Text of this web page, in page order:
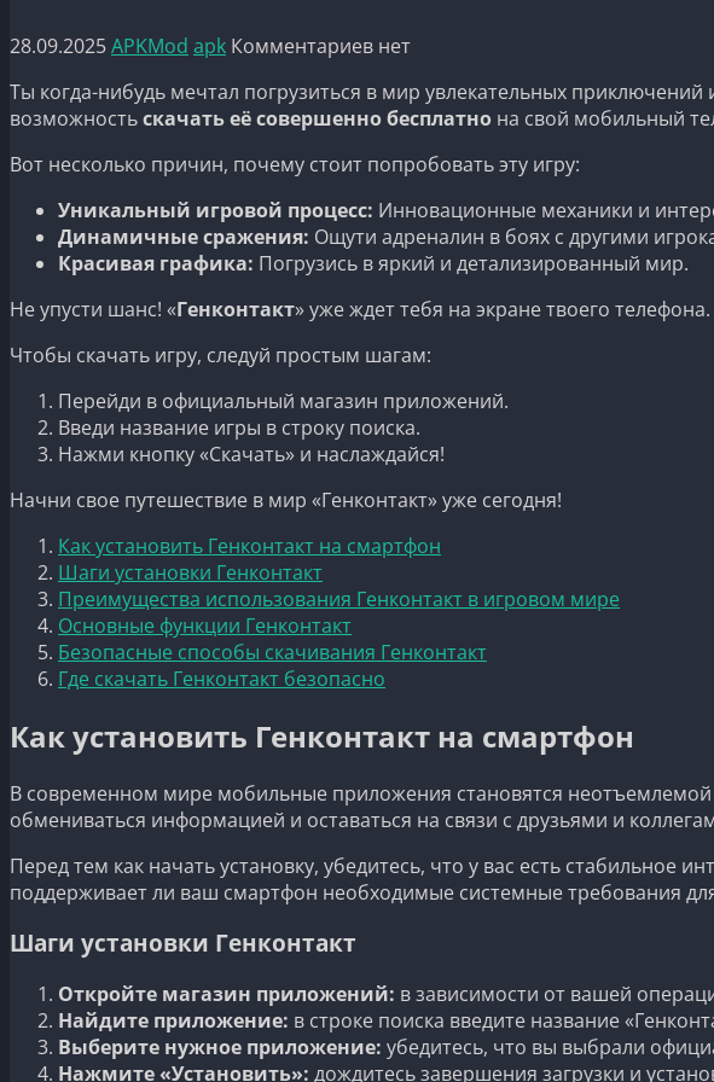
28.09.2025APKMod apk Комментариев нет
Ты когда-нибудь мечтал погрузиться в мир увлекательных
возможностьскачать её совершенно бесплатно на свой мобильный
Вот несколько причин, почему стоит попробовать эту игру:
Уникальный игровой процесс: Инновационные механики и
Динамичные сражения: Ощути адреналин в боях с другими
Красивая графика: Погрузись в яркий и детализированный мир.
Не упусти шанс! «Генконтакт» уже ждет тебя на экране твоего
Чтобы скачать игру, следуй простым шагам:
Перейди в официальный магазин приложений.
Введи название игры в строку поиска.
Нажми кнопку «Скачать» и наслаждайся!
Начни свое путешествие в мир «Генконтакт» уже сегодня!
Как установить Генконтакт на смартфон
Шаги установки Генконтакт
Преимущества использования Генконтакт в игровом мире
Основные функции Генконтакт
Безопасные способы скачивания Генконтакт
Где скачать Генконтакт безопасно
Как установить Генконтакт на смартфон
В современном мире мобильные приложения становятся
обмениваться информацией и оставаться на связи с друзьями и
Перед тем как начать установку, убедитесь, что у вас есть стабильное
поддерживает ли ваш смартфон необходимые системные требования
Шаги установки Генконтакт
Откройте магазин приложений: в зависимости от вашей
Найдите приложение: в строке поиска введите название
Выберите нужное приложение: убедитесь, что вы выбрали
Нажмите «Установить»: дождитесь завершения загрузки и